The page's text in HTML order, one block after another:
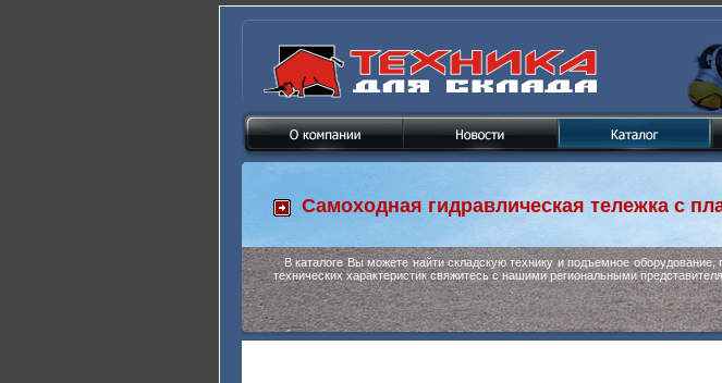
Самоходная гидравлическая тележка c
В каталоге Вы можете найти складскую технику и подъемное
технических характеристик свяжитесь с нашими региональными